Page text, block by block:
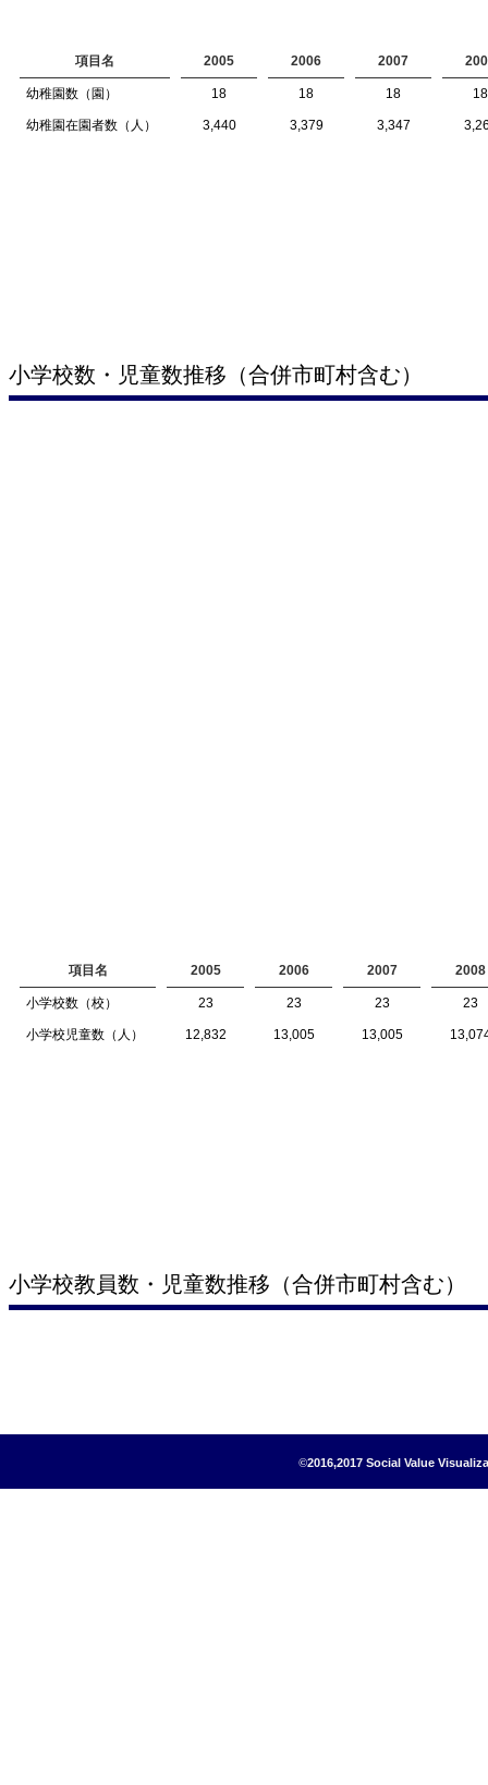
項目名 2005 2006 2007
幼稚園数（園） 18 18 18 18
幼稚園在園者数（人） 3,440 3,379 3,347
小学校数・児童数推移（合併市町村含む）
項目名 2005 2006 2007 2008
小学校数（校） 23 23 23 23
小学校児童数（人） 12,832 13,005 13,005
小学校教員数・児童数推移（合併市町村含む）
©2016,2017 Social Value